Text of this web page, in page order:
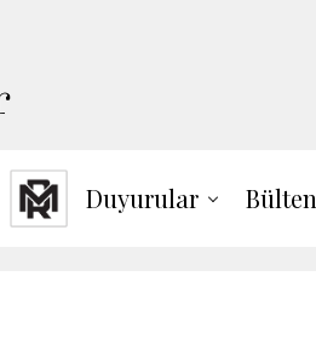
Duyurular Bülten